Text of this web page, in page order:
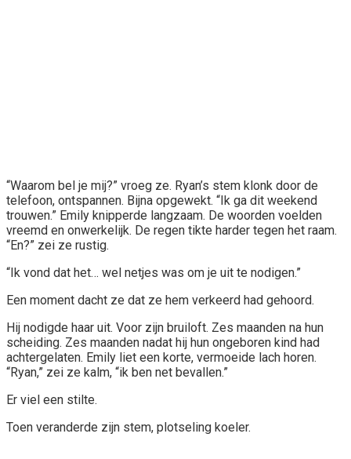
“Waarom bel je mij?” vroeg ze. Ryan’s stem klonk door de
telefoon, ontspannen. Bijna opgewekt. “Ik ga dit weekend
trouwen.” Emily knipperde langzaam. De woorden voelden
vreemd en onwerkelijk. De regen tikte harder tegen het raam.
“En?” zei ze rustig.
“Ik vond dat het… wel netjes was om je uit te nodigen.”
Een moment dacht ze dat ze hem verkeerd had gehoord.
Hij nodigde haar uit. Voor zijn bruiloft. Zes maanden na hun
scheiding. Zes maanden nadat hij hun ongeboren kind had
achtergelaten. Emily liet een korte, vermoeide lach horen.
“Ryan,” zei ze kalm, “ik ben net bevallen.”
Er viel een stilte.
Toen veranderde zijn stem, plotseling koeler.